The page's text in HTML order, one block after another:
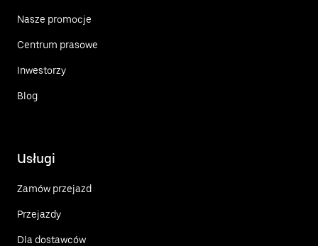
Nasze promocje
Centrum prasowe
Inwestorzy
Blog
Usługi
Zamów przejazd
Przejazdy
Dla dostawców